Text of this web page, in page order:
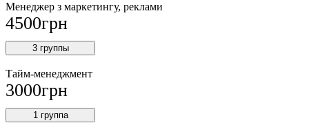
Менеджер з маркетингу, реклами
4500грн
3 группы
Тайм-менеджмент
3000грн
1 группа